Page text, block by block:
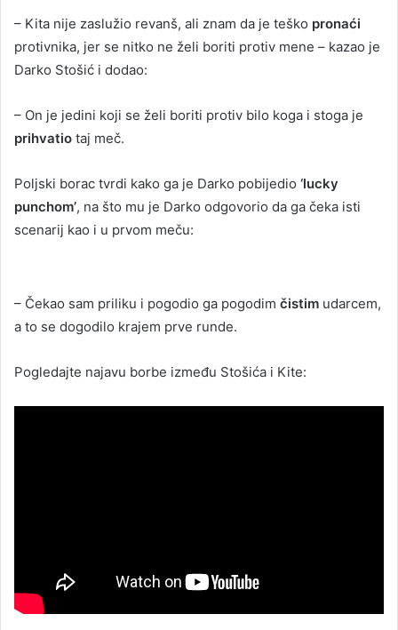
– Kita nije zaslužio revanš, ali znam da je teško pronaći
protivnika, jer se nitko ne želi boriti protiv mene – kazao je
Darko Stošić i dodao:
– On je jedini koji se želi boriti protiv bilo koga i stoga je
prihvatio taj meč.
Poljski borac tvrdi kako ga je Darko pobijedio ‘lucky
punchom’, na što mu je Darko odgovorio da ga čeka isti
scenarij kao i u prvom meču:
– Čekao sam priliku i pogodio ga pogodim čistim udarcem,
a to se dogodilo krajem prve runde.
Pogledajte najavu borbe između Stošića i Kite: